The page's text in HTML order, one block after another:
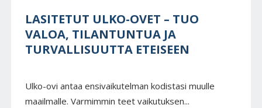
LASITETUT ULKO-OVET – TUO
VALOA, TILANTUNTUA JA
TURVALLISUUTTA ETEISEEN
Ulko-ovi antaa ensivaikutelman kodistasi muulle
maailmalle. Varmimmin teet vaikutuksen...